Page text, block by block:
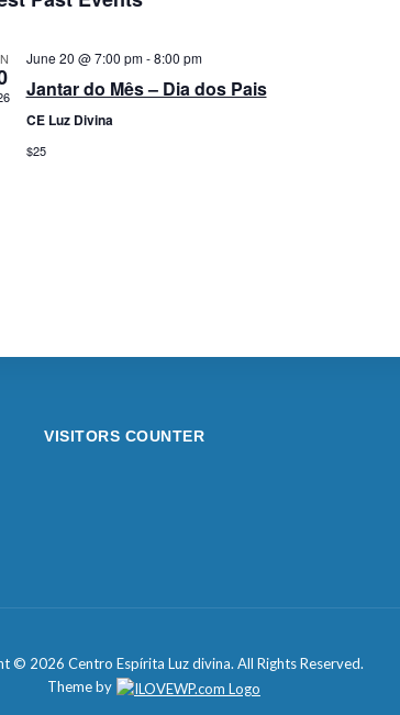
June 20 @ 7:00 pm-8:00 pm
Jantar do Mês – Dia dos Pais
CE Luz Divina
$25
VISITORS COUNTER
© 2026 Centro Espírita Luz divina. All Rights Reserved.
Theme by